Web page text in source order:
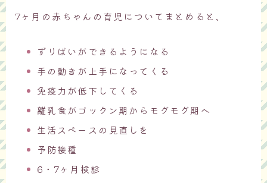
7ヶ月の赤ちゃんの育児についてまとめると、
ずりばいができるようになる
手の動きが上手になってくる
免疫力が低下してくる
離乳食がゴックン期からモグモグ期へ
生活スペースの見直しを
予防接種
6・7ヶ月検診